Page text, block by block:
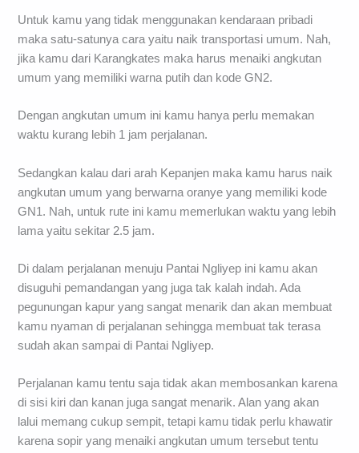
Untuk kamu yang tidak menggunakan kendaraan pribadi
maka satu-satunya cara yaitu naik transportasi umum. Nah,
jika kamu dari Karangkates maka harus menaiki angkutan
umum yang memiliki warna putih dan kode GN2.
Dengan angkutan umum ini kamu hanya perlu memakan
waktu kurang lebih 1 jam perjalanan.
Sedangkan kalau dari arah Kepanjen maka kamu harus naik
angkutan umum yang berwarna oranye yang memiliki kode
GN1. Nah, untuk rute ini kamu memerlukan waktu yang lebih
lama yaitu sekitar 2.5 jam.
Di dalam perjalanan menuju Pantai Ngliyep ini kamu akan
disuguhi pemandangan yang juga tak kalah indah. Ada
pegunungan kapur yang sangat menarik dan akan membuat
kamu nyaman di perjalanan sehingga membuat tak terasa
sudah akan sampai di Pantai Ngliyep.
Perjalanan kamu tentu saja tidak akan membosankan karena
di sisi kiri dan kanan juga sangat menarik. Alan yang akan
lalui memang cukup sempit, tetapi kamu tidak perlu khawatir
karena sopir yang menaiki angkutan umum tersebut tentu